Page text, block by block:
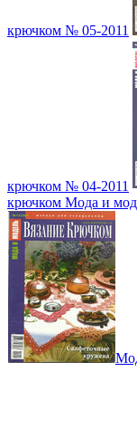
крючком № 05-2011
крючком № 04-2011
крючком Мода и